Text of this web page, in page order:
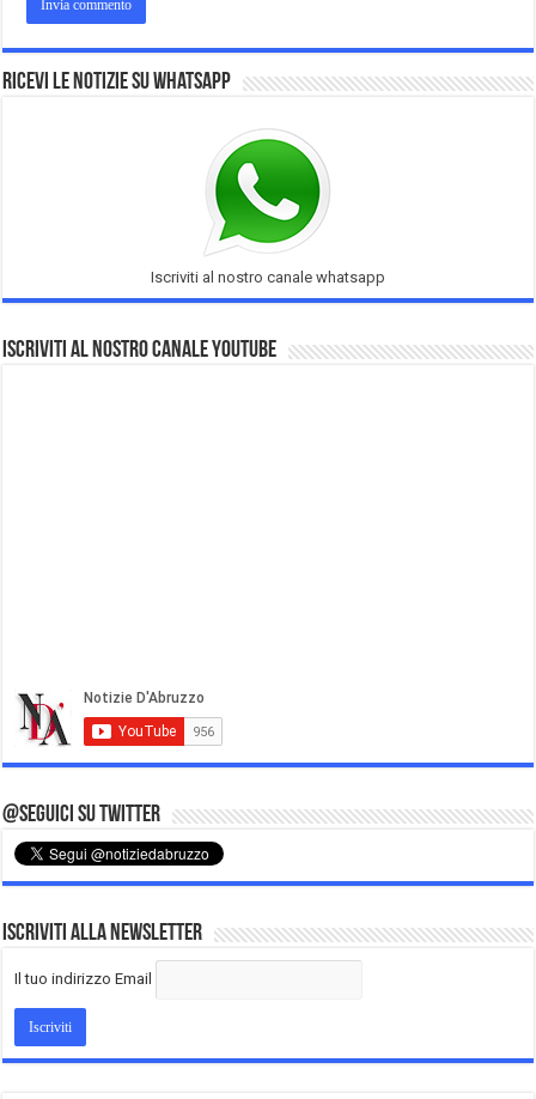
Ricevi le notizie su Whatsapp
Iscriviti al nostro canale whatsapp
Iscriviti al nostro Canale Youtube
@Seguici su Twitter
Iscriviti alla Newsletter
Il tuo indirizzo Email